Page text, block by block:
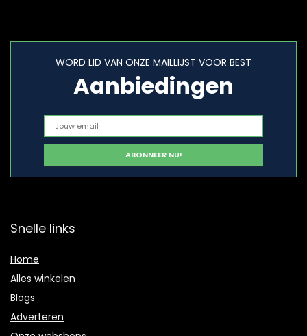
WORD LID VAN ONZE MAILLIJST VOOR BEST
Aanbiedingen
Snelle links
Home
Alles winkelen
Blogs
Adverteren